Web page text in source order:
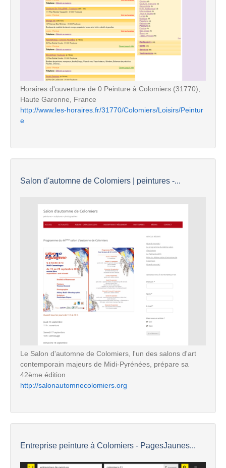
Horaires d'ouverture de 0 Peinture à Colomiers (31770),
Haute Garonne, France
http://www.les-horaires.fr/31770/Colomiers/Loisirs/Peintur
e
Salon d'automne de Colomiers | peintures -...
Le Salon d'automne de Colomiers, l'un des salons d'art
contemporain majeurs de Midi-Pyrénées, prépare sa
42ème édition
http://salonautomnecolomiers.org
Entreprise peinture à Colomiers - PagesJaunes...